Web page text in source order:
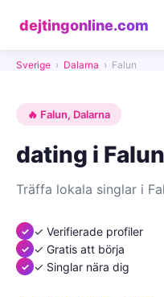
dejtingonline.com
Sverige › Dalarna › Falun
🔥 Falun, Dalarna
dating i Falun
Träffa lokala singlar i
✓ Verifierade profiler
✓ Gratis att börja
✓ Singlar nära dig